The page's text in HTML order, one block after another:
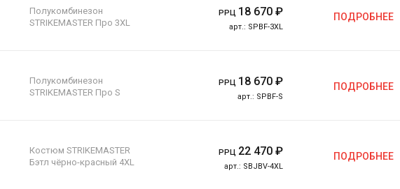
РРЦ 18 670₽
арт.: SPBF-3XL
Полукомбинезон
STRIKEMASTER Про 3XL
ПОДРОБНЕЕ
РРЦ 18 670₽
арт.: SPBF-S
Полукомбинезон
STRIKEMASTER Про S
ПОДРОБНЕЕ
РРЦ 22 470₽
арт.: SBJBV-4XL
Костюм STRIKEMASTER
Бэтл чёрно-красный 4XL
ПОДРОБНЕЕ